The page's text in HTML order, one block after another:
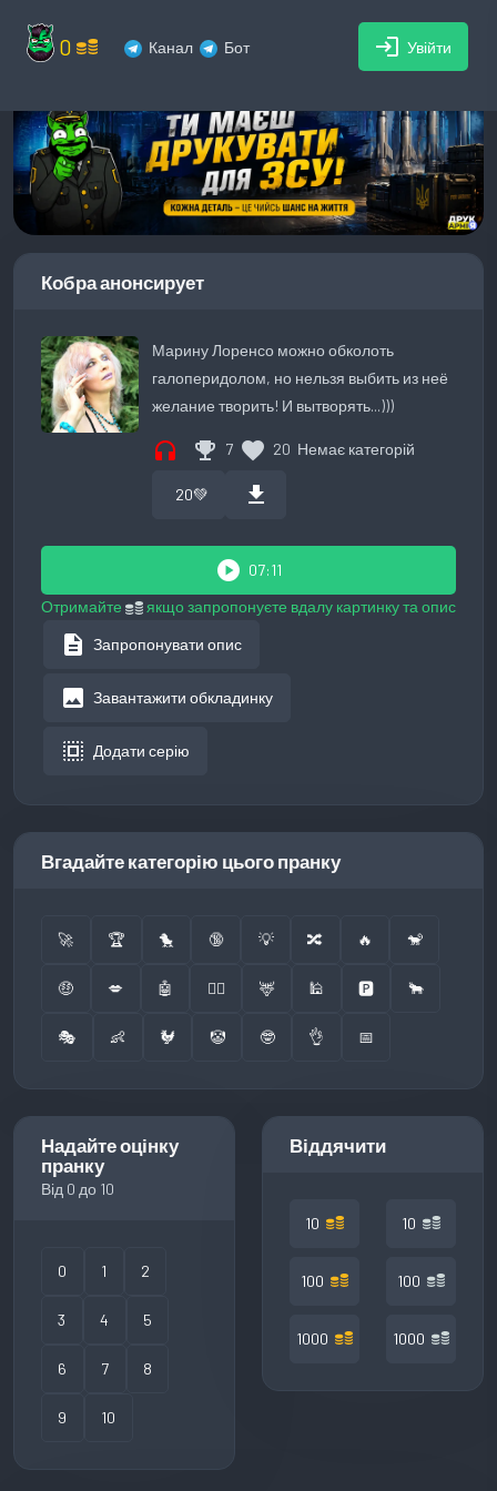
0 Канал Бот login Увійти
Кобра анонсирует
Марину Лоренсо можно обколоть
галоперидолом, но нельзя выбить из неё
желание творить! И вытворять...)))
headphones emoji_events 7 favorite 20 Немає категорій
20💚 download
play_circle 07:11
Отримайте
якщо запропонуєте вдалу картинку та опис
description Запропонувати опис
image Завантажити обкладинку
select_all Додати серію
Вгадайте категорію цього пранку
🚀 🏆 🐤 🔞 💡 🔀 🔥 🐒
🤑 💋 🤖 👮‍♂️ 🦌 🕌 🅿️ 🐂
🎭 👶 🐓 🤡 🤓 👌 📅
Надайте оцінку
пранку
Від 0 до 10
0 1 2
3 4 5
6 7 8
9 10
Віддячити
10
100
1000
10
100
1000